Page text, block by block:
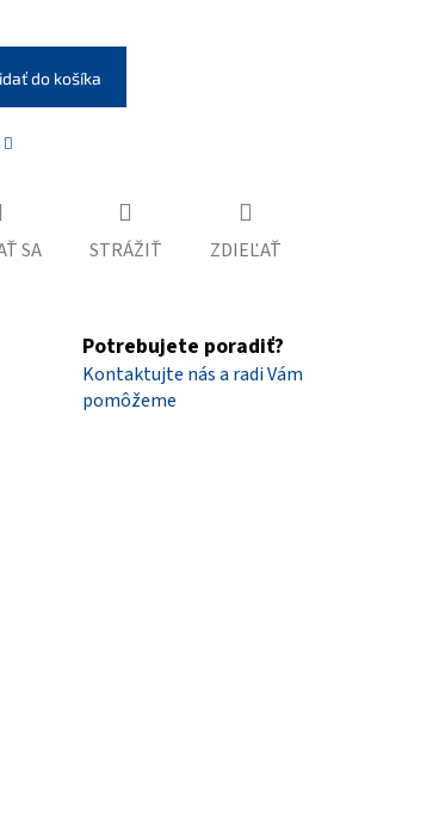
do košíka
SA STRÁŽIŤ ZDIEĽAŤ
Potrebujete poradiť?
Kontaktujte nás a radi Vám
pomôžeme